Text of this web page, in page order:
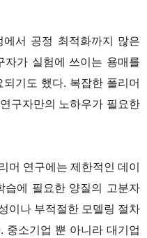
서 공정 최적화까지 많은
가 실험에 쓰이는 용매를
기도 했다. 복잡한 폴리머
구자만의 노하우가 필요한
머 연구에는 제한적인 데이
에 필요한 양질의 고분자
이나 부적절한 모델링 절차
중소기업 뿐 아니라 대기업